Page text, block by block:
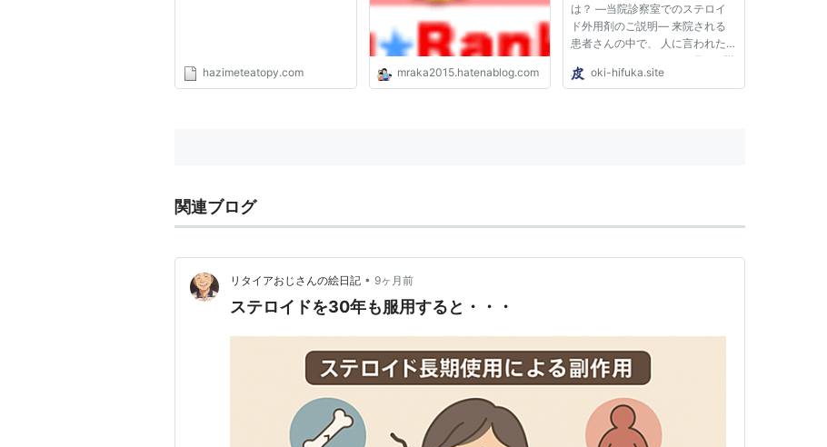
hazimeteatopy.com mraka2015.hatenablog.com
は？ ―当院診察室でのステロイ
ド外用剤のご説明― 来院される
患者さんの中で、 人に言われた
ことやインターネットの巧みな脱
ステサイトの情報を信じてしまい
oki-hifuka.site
関連ブログ
リタイアおじさんの絵日記 • 9ヶ月前
ステロイドを30年も服用すると・・・